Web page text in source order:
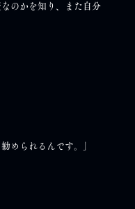
のかを知り、また自分
められるんです。」